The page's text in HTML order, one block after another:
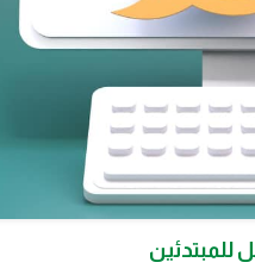
للمبتدئين